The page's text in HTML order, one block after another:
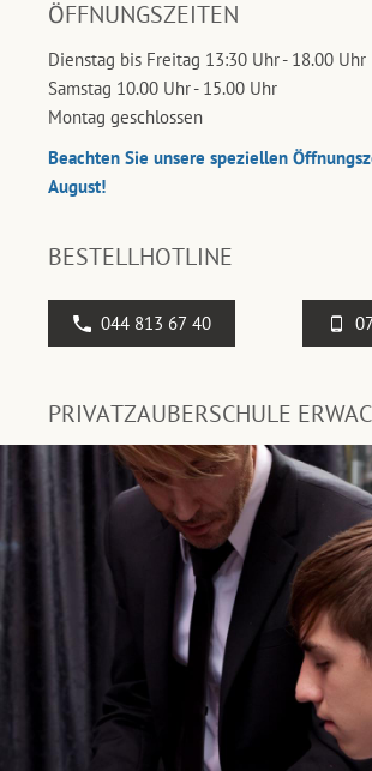
ÖFFNUNGSZEITEN
Dienstag bis Freitag 13:30 Uhr - 18.00 Uhr
Samstag 10.00 Uhr - 15.00 Uhr
Montag geschlossen
Beachten Sie unsere speziellen
August!
BESTELLHOTLINE
044 813 67 40
PRIVATZAUBERSCHULE